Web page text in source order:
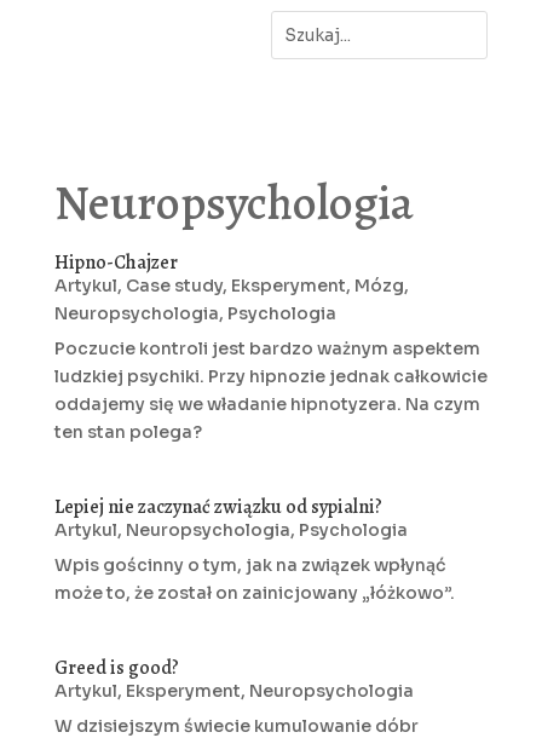
Neuropsychologia
Hipno-Chajzer
Artykul, Case study, Eksperyment, Mózg,
Neuropsychologia, Psychologia
Poczucie kontroli jest bardzo ważnym aspektem
ludzkiej psychiki. Przy hipnozie jednak całkowicie
oddajemy się we władanie hipnotyzera. Na czym
ten stan polega?
Lepiej nie zaczynać związku od sypialni?
Artykul, Neuropsychologia, Psychologia
Wpis gościnny o tym, jak na związek wpłynąć
może to, że został on zainicjowany „łóżkowo”.
Greed is good?
Artykul, Eksperyment, Neuropsychologia
W dzisiejszym świecie kumulowanie dóbr